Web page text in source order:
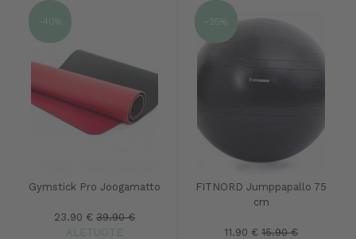
Gymstick Pro Joogamatto
23.90 € 39.90 €
ALETUOTE
-40%
FITNORD Jumppapallo 75
cm
11.90 € 15.90 €
-25%